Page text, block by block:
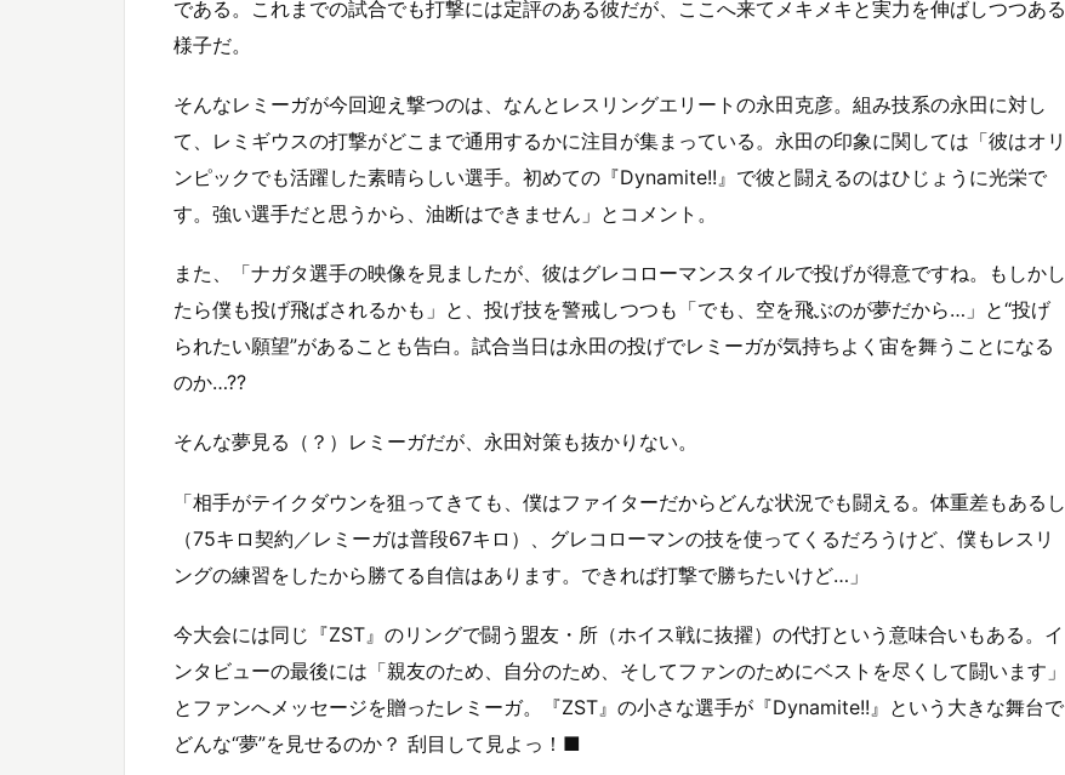
である。これまでの試合でも打撃には定評のある彼だが、ここへ来てメキメキと実力を伸ばしつつある
様子だ。
そんなレミーガが今回迎え撃つのは、なんとレスリングエリートの永田克彦。組み技系の永田に対し
て、レミギウスの打撃がどこまで通用するかに注目が集まっている。永田の印象に関しては「彼はオリ
ンピックでも活躍した素晴らしい選手。初めての『Dynamite!!』で彼と闘えるのはひじょうに光栄で
す。強い選手だと思うから、油断はできません」とコメント。
また、「ナガタ選手の映像を見ましたが、彼はグレコローマンスタイルで投げが得意ですね。もしかし
たら僕も投げ飛ばされるかも」と、投げ技を警戒しつつも「でも、空を飛ぶのが夢だから…」と“投げ
られたい願望”があることも告白。試合当日は永田の投げでレミーガが気持ちよく宙を舞うことになる
のか…??
そんな夢見る（？）レミーガだが、永田対策も抜かりない。
「相手がテイクダウンを狙ってきても、僕はファイターだからどんな状況でも闘える。体重差もあるし
（75キロ契約／レミーガは普段67キロ）、グレコローマンの技を使ってくるだろうけど、僕もレスリ
ングの練習をしたから勝てる自信はあります。できれば打撃で勝ちたいけど…」
今大会には同じ『ZST』のリングで闘う盟友・所（ホイス戦に抜擢）の代打という意味合いもある。イ
ンタビューの最後には「親友のため、自分のため、そしてファンのためにベストを尽くして闘います」
とファンへメッセージを贈ったレミーガ。『ZST』の小さな選手が『Dynamite!!』という大きな舞台で
どんな“夢”を見せるのか？ 刮目して見よっ！■